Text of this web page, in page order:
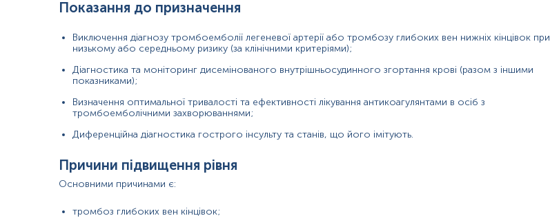
важкі захворювання печінки та серця;
серповидноклітинна анемія;
венозні мальформації;
легеневий саркоїдоз;
Зниження рівня Д-димеруне має важливого клінічного значення.
Показання до призначення
Виключення діагнозу тромбоемболії легеневої артерії або тромбозу глибоких вен нижніх кінцівок при
низькому або середньому ризику (за клінічними критеріями);
Діагностика та моніторинг дисемінованого внутрішньосудинного згортання крові (разом з іншими
показниками);
Визначення оптимальної тривалості та ефективності лікування антикоагулянтами в осіб з
тромбоемболічними захворюваннями;
Диференційна діагностика гострого інсульту та станів, що його імітують.
Причини підвищення рівня
Основними причинами є:
тромбоз глибоких вен кінцівок;